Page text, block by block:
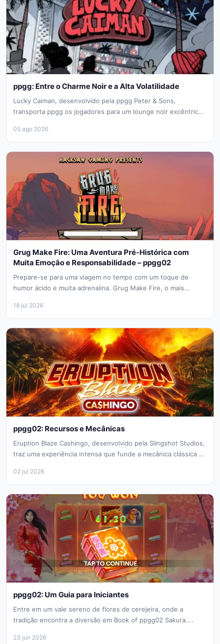
ppgg: Entre o Charme Noir e a Alta Volatilidade
Lucky Caiman, desenvolvido pela ppgg Peter & Sons,
transporta ppgg os jogadores para um lounge noir excêntrico,
05 ago 2026
Grug Make Fire: Uma Aventura Pré-Histórica com
Muita Emoção e Responsabilidade – ppgg02
Prepare-se para uma viagem no tempo com um toque de
humor ácido e muita adrenalina. Grug Make Fire, o mais...
18 jul 2026
ppgg02: Recursos e Mecânicas
Eruption Blaze Cashingo, desenvolvido pela Slingshot Studios,
traz uma experiência intensa que funde a mecânica clássica de
02 jul 2026
ppgg02: Um Guia para Iniciantes
Entre em um vale sereno de flores de cerejeira, onde a
tradição encontra a diversão em Book of ppgg02 Sakura....
23 jun 2026